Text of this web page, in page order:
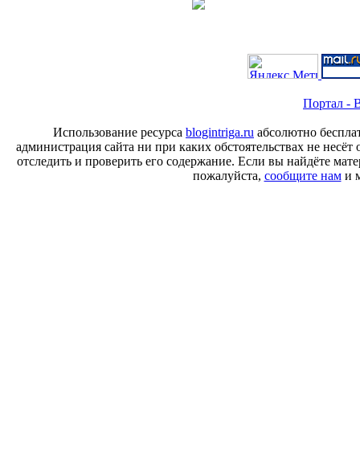
Портал -
Использование ресурса blogintriga.ru абсолютно
администрация сайта ни при каких обстоятельствах не
отследить и проверить его содержание. Если вы найдёте
пожалуйста, сообщите нами